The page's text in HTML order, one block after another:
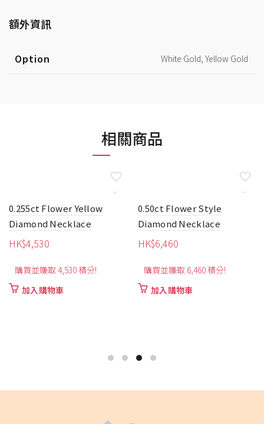
額外資訊
Option White Gold, Yellow Gold
相關商品
0.255ct Flower Yellow
Diamond Necklace
HK$4,530
購買並賺取 4,530 積分!
加入購物車
0.50ct Flower Style
Diamond Necklace
HK$6,460
購買並賺取 6,460 積分!
加入購物車